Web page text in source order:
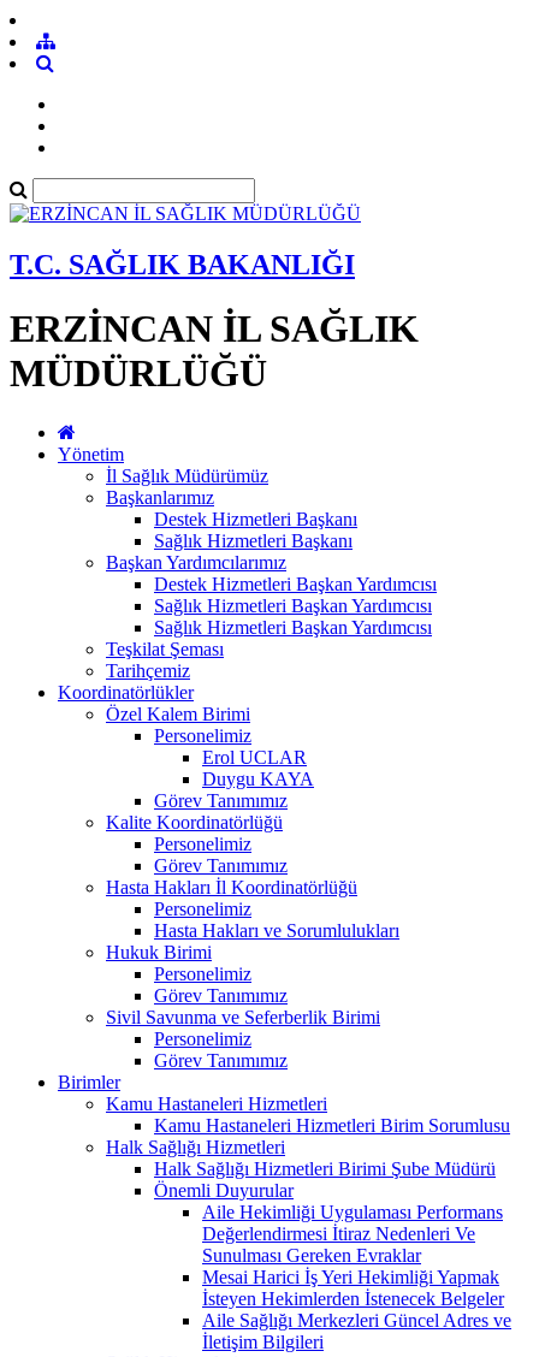
T.C. SAĞLIK BAKANLIĞI
ERZİNCAN İL SAĞLIK
MÜDÜRLÜĞÜ
Yönetim
İl Sağlık Müdürümüz
Başkanlarımız
Destek Hizmetleri Başkanı
Sağlık Hizmetleri Başkanı
Başkan Yardımcılarımız
Destek Hizmetleri Başkan Yardımcısı
Sağlık Hizmetleri Başkan Yardımcısı
Sağlık Hizmetleri Başkan Yardımcısı
Teşkilat Şeması
Tarihçemiz
Koordinatörlükler
Özel Kalem Birimi
Personelimiz
Erol UCLAR
Duygu KAYA
Görev Tanımımız
Kalite Koordinatörlüğü
Personelimiz
Görev Tanımımız
Hasta Hakları İl Koordinatörlüğü
Personelimiz
Hasta Hakları ve Sorumlulukları
Hukuk Birimi
Personelimiz
Görev Tanımımız
Sivil Savunma ve Seferberlik Birimi
Personelimiz
Görev Tanımımız
Birimler
Kamu Hastaneleri Hizmetleri
Kamu Hastaneleri Hizmetleri Birim Sorumlusu
Halk Sağlığı Hizmetleri
Halk Sağlığı Hizmetleri Birimi Şube Müdürü
Önemli Duyurular
Aile Hekimliği Uygulaması Performans
Değerlendirmesi İtiraz Nedenleri Ve
Sunulması Gereken Evraklar
Mesai Harici İş Yeri Hekimliği Yapmak
İsteyen Hekimlerden İstenecek Belgeler
Aile Sağlığı Merkezleri Güncel Adres ve
İletişim Bilgileri